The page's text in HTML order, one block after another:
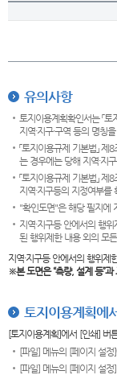
유의사항
토지이용계획확인서는 「
지역·지구·구역 등의 명칭
「토지이용규제 기본법」
는 경우에는 당해 지역·지
「토지이용규제 기본법」
지역·지구등의 지정여부를
"확인도면"은 해당 필지에
지역·지구등 안에서의 행
된 행위제한 내용 외의 모
지역·지구등 안에서의 행위
※본 도면은“측량, 설계 등”
토지이용계획에
[토지이용계획]에서 [인쇄] 버
[파일] 메뉴의 [페이지 설
[파일] 메뉴의 [페이지 설